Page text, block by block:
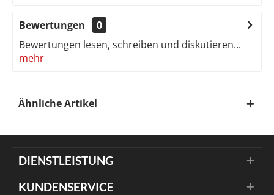
Bewertungen
0
Bewertungen lesen, schreiben und diskutieren...
mehr
Ähnliche Artikel
DIENSTLEISTUNG
KUNDENSERVICE